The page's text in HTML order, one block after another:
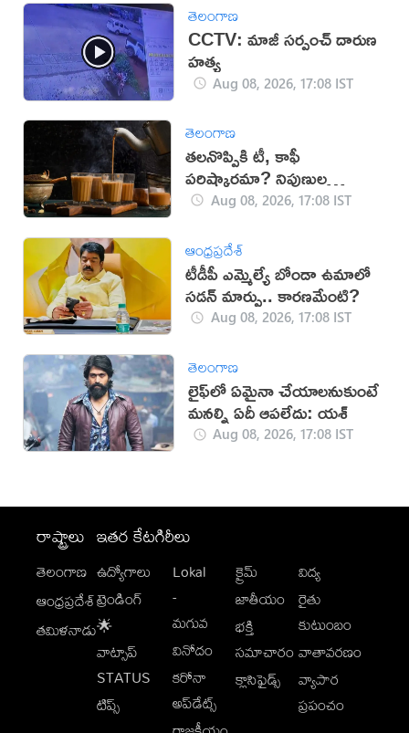
తెలంగాణ
CCTV: మాజీ సర్పంచ్ దారుణ
హత్య
Aug 08, 2026, 17:08 IST
తెలంగాణ
తలనొప్పికి టీ, కాఫీ
పరిష్కారమా? నిపుణుల
సూచనలు ఇవే!
Aug 08, 2026, 17:08 IST
ఆంధ్రప్రదేశ్
టీడీపీ ఎమ్మెల్యే బోండా ఉమాలో
సడన్‌ మార్పు.. కారణమేంటి?
Aug 08, 2026, 17:08 IST
తెలంగాణ
లైఫ్‌లో ఏమైనా చేయాలనుకుంటే
మనల్ని ఏదీ ఆపలేదు: యశ్
Aug 08, 2026, 17:08 IST
రాష్ట్రాలు
తెలంగాణ
ఆంధ్రప్రదేశ్
తమిళనాడు
ఇతర కేటగిరీలు
ఉద్యోగాలు
ట్రెండింగ్
🌟
వాట్సాప్
STATUS
టిప్స్
Lokal
-
మగువ
వినోదం
కరోనా
అప్‌డేట్స్
క్రైమ్
జాతీయం
భక్తి
సమాచారం
క్లాసిఫైడ్స్
విద్య
రైతు
కుటుంబం
వాతావరణం
వ్యాపార
ప్రపంచం